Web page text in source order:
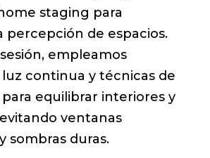
staging para
percepción de espacios.
empleamos
continua y técnicas de
equilibrar interiores y
ventanas
sombras duras.